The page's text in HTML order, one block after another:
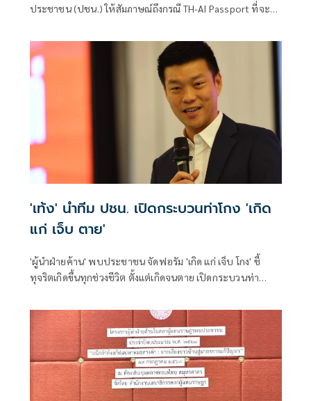
ประชาชน (ปชน.) ให้สัมภาษณ์ถึงกรณี TH-AI Passport ที่จะมี
ชาติ (ป.ป.ช.) ว่า ตามหลักกฎหมาย ป.ป.ช.สามารถทำงานเชิง
ลึกตรวจสอบได้ โดยไม่ต้องมีใครไปร้อง ส่วนคำร้องของพรรค
ประชาชนอยู่ระหว่างการยกร่างคำร้อง
'เท้ง' นำทีม ปชน. เปิดกระบวนท่าโกง 'เกิด
แก่ เจ็บ ตาย'
'ผู้นำฝ่ายค้าน' พบประชาชน จัดฟอรัม 'เกิด แก่ เจ็บ โกง' ชี้
ทุจริตเกิดขึ้นทุกช่วงชีวิต ตั้งแต่เกิดจนตาย เปิดกระบวนท่า